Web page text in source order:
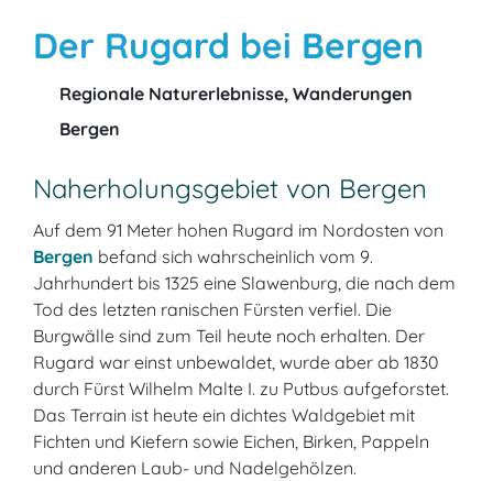
Der Rugard bei Bergen
Regionale Naturerlebnisse, Wanderungen
Bergen
Naherholungsgebiet von Bergen
Auf dem 91 Meter hohen Rugard im Nordosten von
Bergen befand sich wahrscheinlich vom 9.
Jahrhundert bis 1325 eine Slawenburg, die nach dem
Tod des letzten ranischen Fürsten verfiel. Die
Burgwälle sind zum Teil heute noch erhalten. Der
Rugard war einst unbewaldet, wurde aber ab 1830
durch Fürst Wilhelm Malte I. zu Putbus aufgeforstet.
Das Terrain ist heute ein dichtes Waldgebiet mit
Fichten und Kiefern sowie Eichen, Birken, Pappeln
und anderen Laub- und Nadelgehölzen.